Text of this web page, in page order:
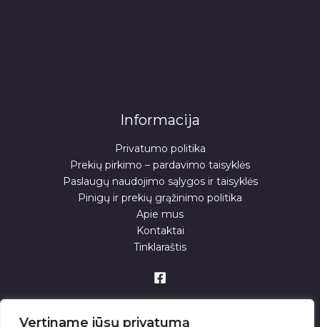
Vertiname jūsų privatumą
Informacija
Privatumo politika
Prekių pirkimo – pardavimo taisyklės
Paslaugų naudojimo sąlygos ir taisyklės
Pinigų ir prekių grąžinimo politika
Apie mus
Kontaktai
Tinklaraštis